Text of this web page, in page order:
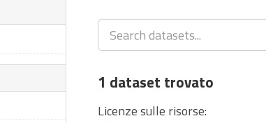
1 dataset trovato
Licenze sulle risorse: